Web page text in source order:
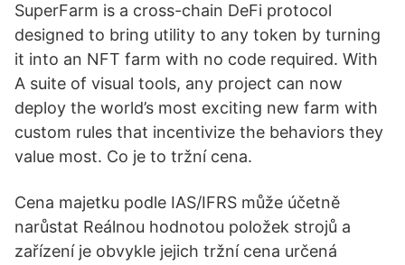
SuperFarm is a cross-chain DeFi protocol
designed to bring utility to any token by turning
it into an NFT farm with no code required. With
A suite of visual tools, any project can now
deploy the world’s most exciting new farm with
custom rules that incentivize the behaviors they
value most. Co je to tržní cena.
Cena majetku podle IAS/IFRS může účetně
narůstat Reálnou hodnotou položek strojů a
zařízení je obvykle jejich tržní cena určená